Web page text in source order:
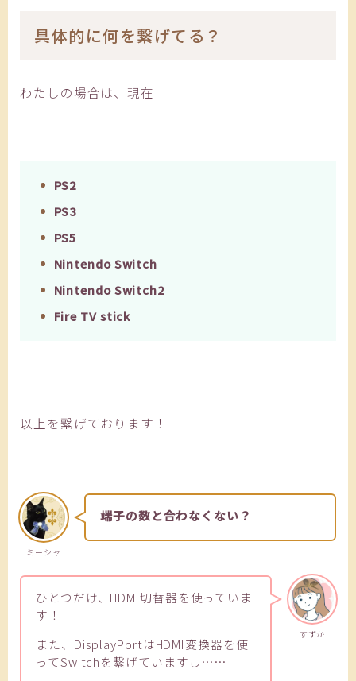
具体的に何を繋げてる？
わたしの場合は、現在
PS2
PS3
PS5
Nintendo Switch
Nintendo Switch2
Fire TV stick
以上を繋げております！
ミーシャ
端子の数と合わなくない？
すずか
ひとつだけ、HDMI切替器を使っていま
す！
また、DisplayPortはHDMI変換器を使
ってSwitchを繋げていますし……